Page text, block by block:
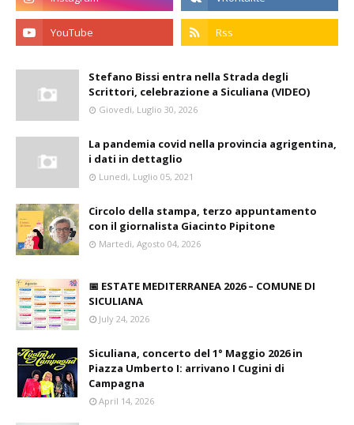
Stefano Bissi entra nella Strada degli
Scrittori, celebrazione a Siculiana (VIDEO)
Giovedì, Luglio 30, 2026
La pandemia covid nella provincia agrigentina,
i dati in dettaglio
Lunedì, Luglio 05, 2021
Circolo della stampa, terzo appuntamento
con il giornalista Giacinto Pipitone
Martedì, Agosto 04, 2026
📅 ESTATE MEDITERRANEA 2026 – COMUNE DI
SICULIANA
July 24, 2026
Siculiana, concerto del 1° Maggio 2026 in
Piazza Umberto I: arrivano I Cugini di
Campagna
April 14, 2026